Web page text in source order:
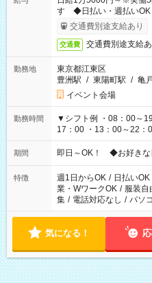
す ◆日払い・週払いOK
も異なります
交通費別途支給あり
交通費 交通費別途支給
勤務地
東京都江東区
豊洲駅 / 東陽町駅 / 亀
イベント会場
勤務時間
▼シフト例 ・08：00～
17：00 ・13：00～22：00 ・16
仕事により勤務時間が異
期間 即日～OK！ ◆お好き
特徴 週1日からOK / 日払いOK
業・WワークOK / 服装自
集 / 電話対応なし / パソ
気になる！